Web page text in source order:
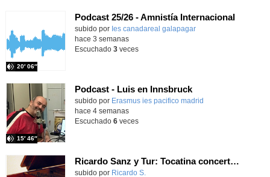
Podcast 25/26 - Amnistía Internacional
subido por Ies canadareal galapagar
20′ 06″
-
hace 3 semanas
Escuchado 3veces
Podcast - Luis en Innsbruck
subido por Erasmus ies pacifico madrid
15′ 46″
hace 4 semanas
Escuchado 6veces
Ricardo Sanz y Tur: Tocatina concertante al aire español
subido por Ricardo S.